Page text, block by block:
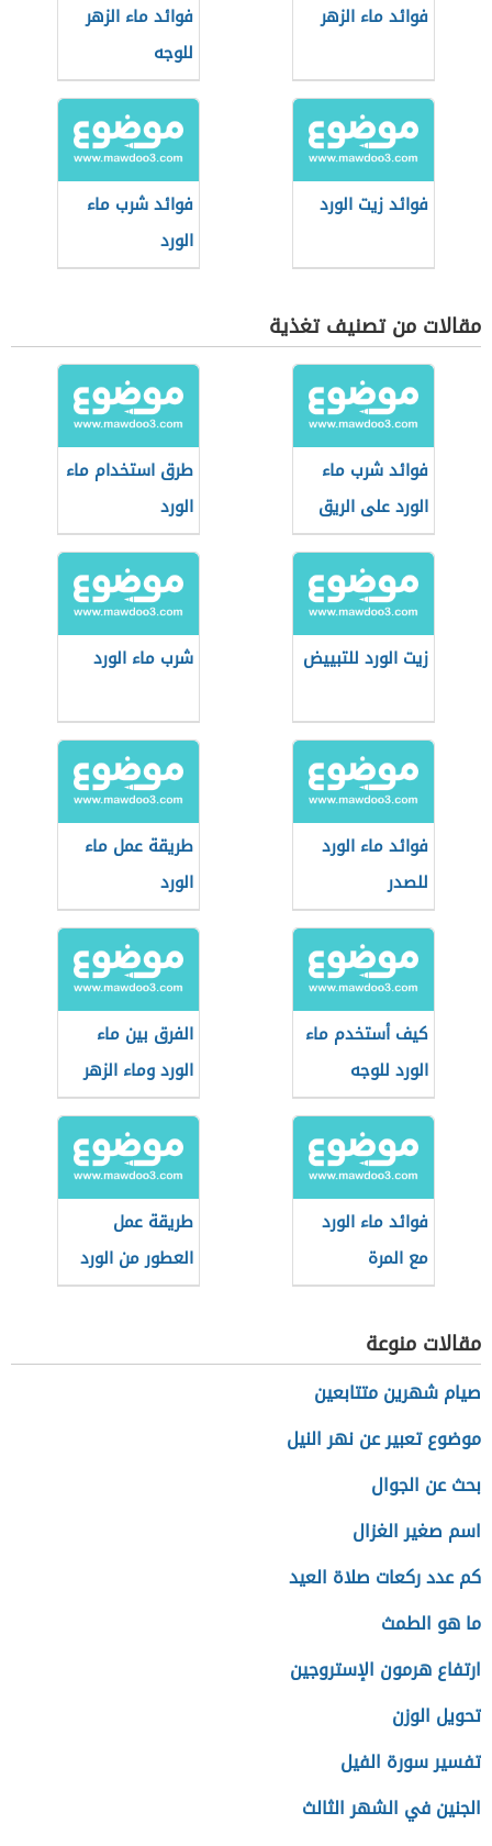
فوائد ماء الزهر
فوائد ماء الزهر
للوجه
فوائد زيت الورد
فوائد شرب ماء
الورد
مقالات من تصنيف تغذية
فوائد شرب ماء
الورد على الريق
طرق استخدام ماء
الورد
زيت الورد للتبييض شرب ماء الورد
فوائد ماء الورد
للصدر
طريقة عمل ماء
الورد
كيف أستخدم ماء
الورد للوجه
الفرق بين ماء
الورد وماء الزهر
فوائد ماء الورد
مع المرة
طريقة عمل
العطور من الورد
مقالات منوعة
صيام شهرين متتابعين
موضوع تعبير عن نهر النيل
بحث عن الجوال
اسم صغير الغزال
كم عدد ركعات صلاة العيد
ما هو الطمث
ارتفاع هرمون الإستروجين
تحويل الوزن
تفسير سورة الفيل
الجنين في الشهر الثالث